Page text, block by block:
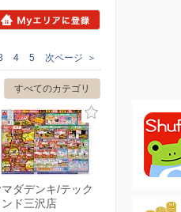
4 5 次ページ ＞
すべてのカテゴリ
マダデンキ/テック
ンド三沢店